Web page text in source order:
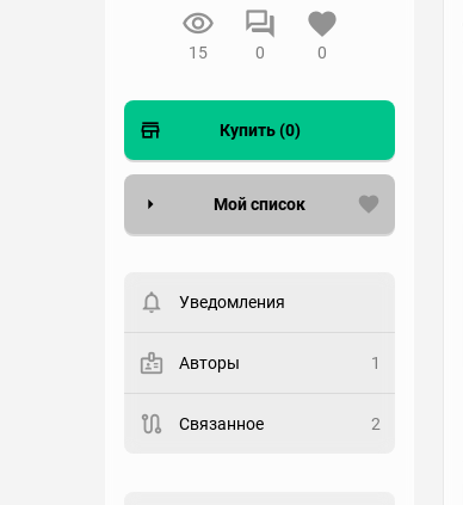
15 0 0
Купить (0)
Мой список
пользователи. Хотите
Статус
Закладка
Уведомления
Авторы 1
Связанное 2